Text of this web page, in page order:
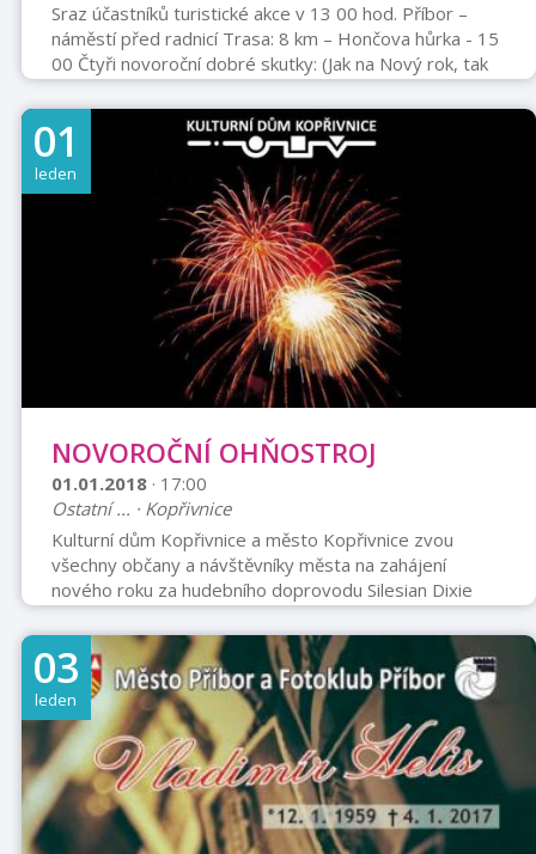
Sraz účastníků turistické akce v 13 00 hod. Příbor –
náměstí před radnicí Trasa: 8 km – Hončova hůrka - 15
00 Čtyři novoroční dobré skutky: (Jak na Nový rok, tak
po celý rok – staré české přísloví) 1. Překonej svou
pohodlnost – jdi na Nový rok na výlet (procházku) 2.
Učiň něco pro své okolí – pozvi alespoň jednoho ze
svého okolí na tento výlet 3. Poznej, kde žiješ – projdi
maličký kousek vlasti a poznej ho vlastními smysl 4.
Přispěj potřebným – částkou od 20 Kč výše na
sbírkové konto, vyh ...
01
leden
NOVOROČNÍ OHŇOSTROJ
01.01.2018 · 17:00
Ostatní ... · Kopřivnice
Kulturní dům Kopřivnice a město Kopřivnice zvou
všechny občany a návštěvníky města na zahájení
nového roku za hudebního doprovodu Silesian Dixie
Band. V 17 hodin vypukne ohňostroj. Vstup volný.
03
leden